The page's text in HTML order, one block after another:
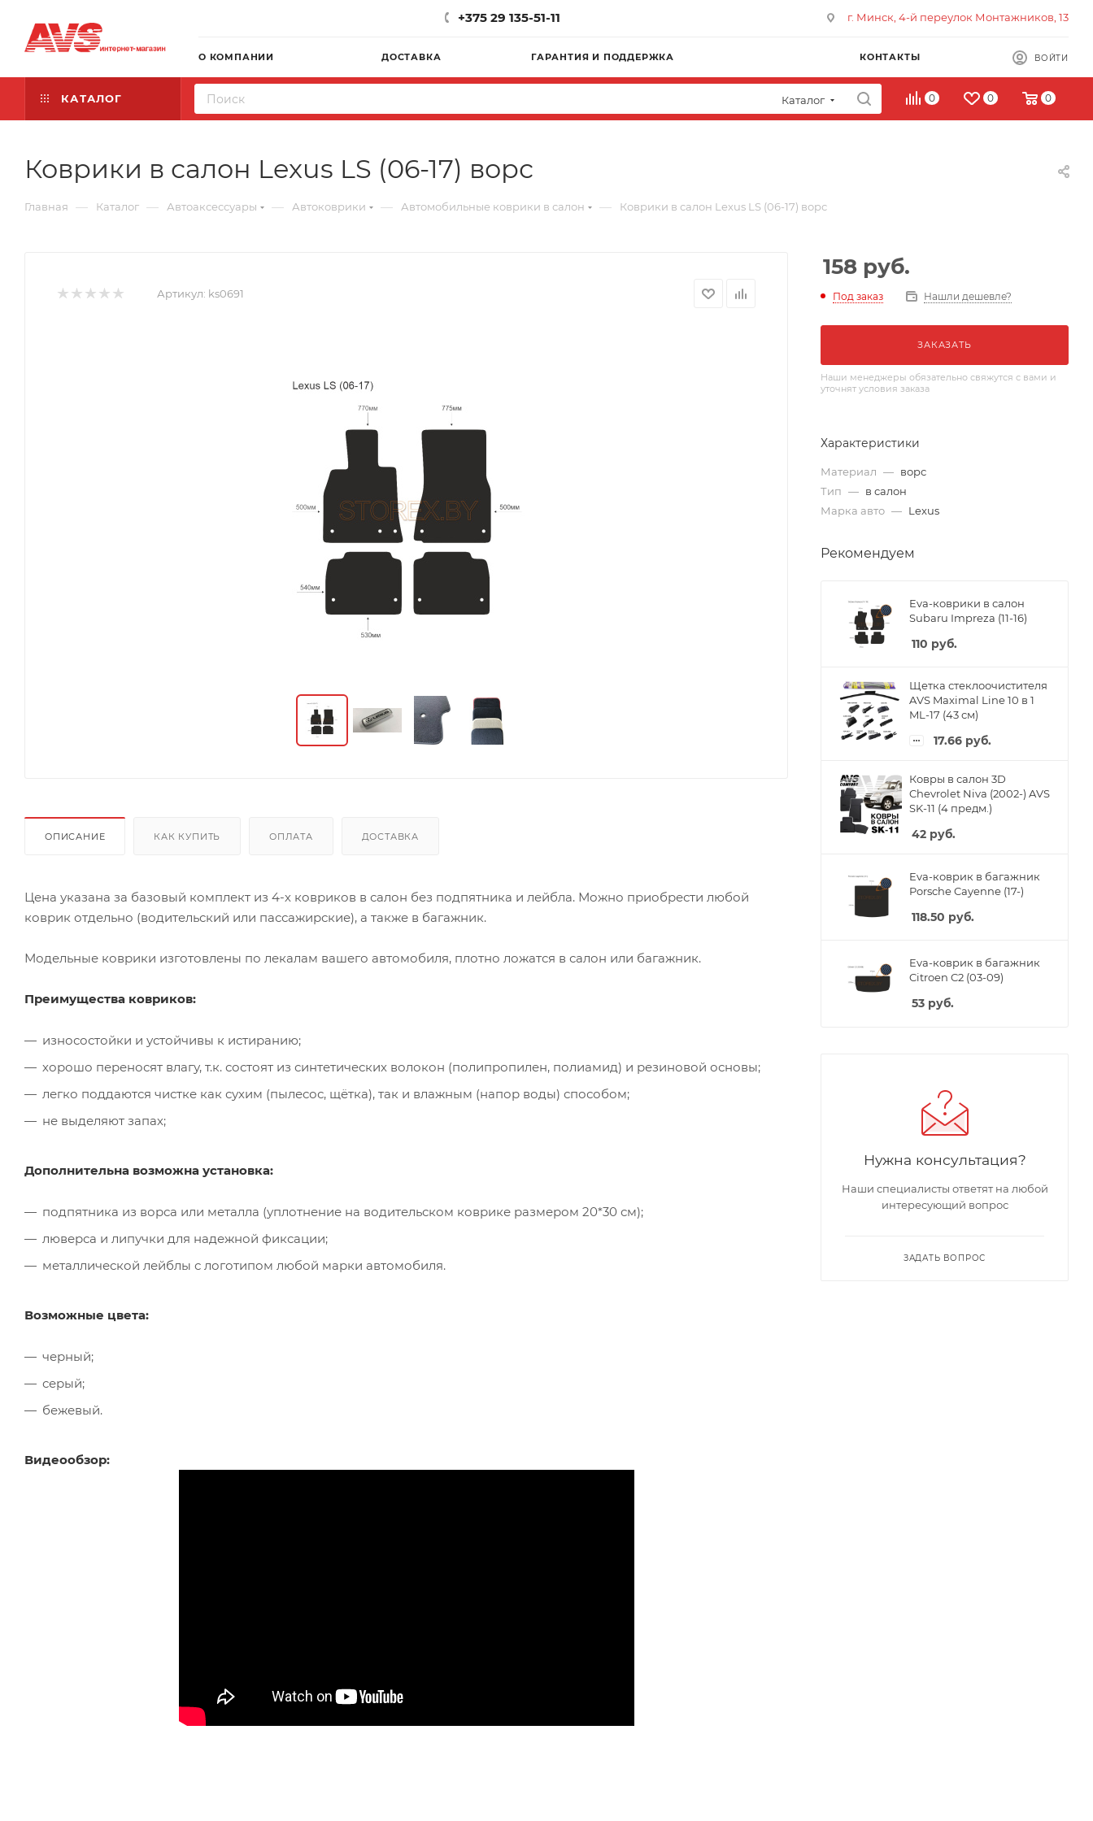
+375 29 135-51-11 г. Минск, 4-й переулок Монтажников, 13
О КОМПАНИИ ДОСТАВКА ГАРАНТИЯ И ПОДДЕРЖКА КОНТАКТЫ ВОЙТИ
КАТАЛОГ Каталог 0 0 0
Коврики в салон Lexus LS (06-17) ворс
Главная — Каталог — Автоаксессуары — Автоковрики — Автомобильные коврики в салон — Коврики в салон Lexus LS (06-17) ворс
Артикул: ks0691
ОПИСАНИЕ КАК КУПИТЬ ОПЛАТА ДОСТАВКА
Цена указана за базовый комплект из 4-х ковриков в салон без подпятника и лейбла. Можно приобрести любой
коврик отдельно (водительский или пассажирские), а также в багажник.
Модельные коврики изготовлены по лекалам вашего автомобиля, плотно ложатся в салон или багажник.
Преимущества ковриков:
износостойки и устойчивы к истиранию;
хорошо переносят влагу, т.к. состоят из синтетических волокон (полипропилен, полиамид) и резиновой основы;
легко поддаются чистке как сухим (пылесос, щётка), так и влажным (напор воды) способом;
не выделяют запах;
Дополнительна возможна установка:
подпятника из ворса или металла (уплотнение на водительском коврике размером 20*30 см);
люверса и липучки для надежной фиксации;
металлической лейблы с логотипом любой марки автомобиля.
Возможные цвета:
черный;
серый;
бежевый.
Видеообзор:
158 руб.
Под заказ Нашли дешевле?
ЗАКАЗАТЬ
Наши менеджеры обязательно свяжутся с вами и
уточнят условия заказа
Характеристики
Материал — ворс
Тип — в салон
Марка авто — Lexus
Рекомендуем
Eva-коврики в салон
Subaru Impreza (11-16)
110 руб.
Щетка стеклоочистителя
AVS Maximal Line 10 в 1
ML-17 (43 см)
17.66 руб.
Ковры в салон 3D
Chevrolet Niva (2002-) AVS
SK-11 (4 предм.)
42 руб.
Eva-коврик в багажник
Porsche Cayenne (17-)
118.50 руб.
Eva-коврик в багажник
Citroen C2 (03-09)
53 руб.
Нужна консультация?
Наши специалисты ответят на любой
интересующий вопрос
ЗАДАТЬ ВОПРОС